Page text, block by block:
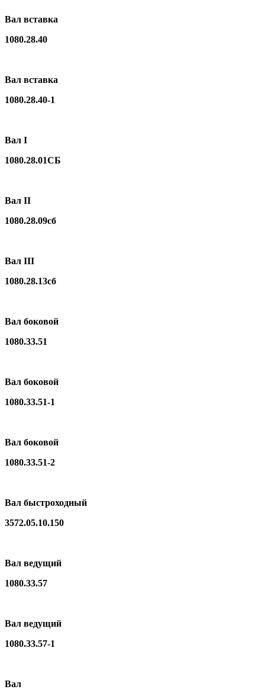
Вал вставка
1080.28.40
Вал вставка
1080.28.40-1
Вал I
1080.28.01СБ
Вал II
1080.28.09сб
Вал III
1080.28.13сб
Вал боковой
1080.33.51
Вал боковой
1080.33.51-1
Вал боковой
1080.33.51-2
Вал быстроходный
3572.05.10.150
Вал ведущий
1080.33.57
Вал ведущий
1080.33.57-1
Вал